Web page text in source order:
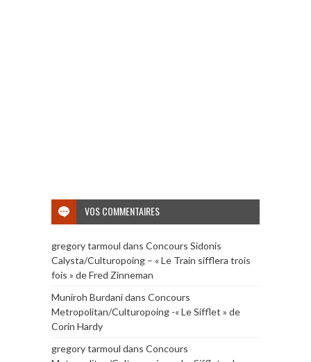
VOS COMMENTAIRES
gregory tarmoul dans Concours Sidonis
Calysta/Culturopoing – « Le Train sifflera trois
fois » de Fred Zinneman
Muniroh Burdanidans Concours
Metropolitan/Culturopoing -« Le Sifflet » de
Corin Hardy
gregory tarmoul dans Concours